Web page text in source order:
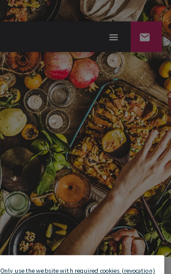
Only use the website with required cookies (revocation)